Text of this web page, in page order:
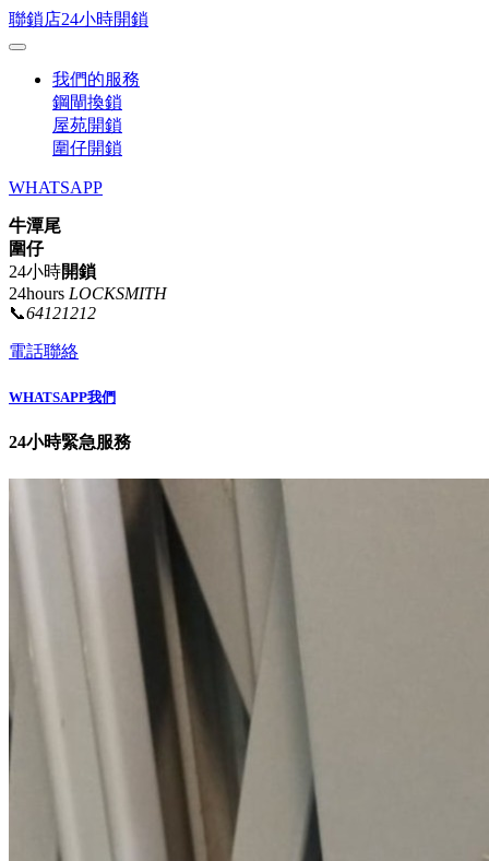
聯鎖店24小時開鎖
我們的服務
鋼閘換鎖
屋苑開鎖
圍仔開鎖
WHATSAPP
牛潭尾
圍仔
24小時開鎖
24hours LOCKSMITH
📞64121212
電話聯絡
WHATSAPP我們
24小時緊急服務